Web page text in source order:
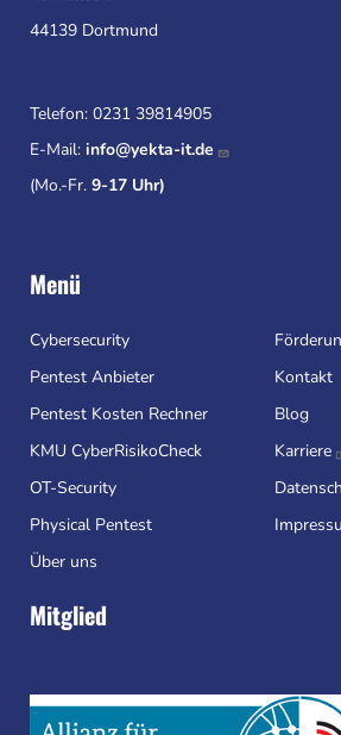
44139 Dortmund
Telefon: 0231 39814905
E-Mail: info@yekta-it.de
(Mo.-Fr. 9-17 Uhr)
Menü
Cybersecurity
Pentest Anbieter
Pentest Kosten Rechner
KMU CyberRisikoCheck
OT-Security
Physical Pentest
Über uns
Kontakt
Blog
Karriere
Mitglied